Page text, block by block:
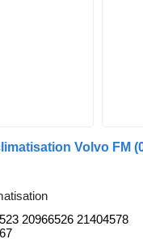
20966526 21404578